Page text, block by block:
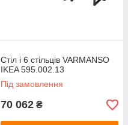
Стіл і 6 стільців VARMANSO
IKEA 595.002.13
Під замовлення
70 062 ₴